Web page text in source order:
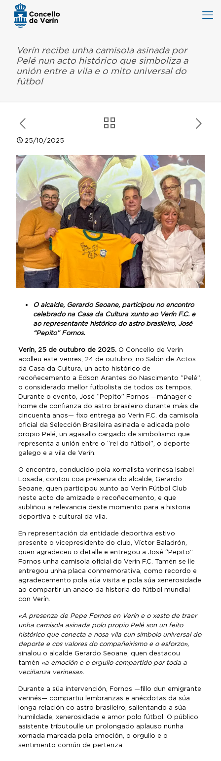
Verín recibe unha camisola asinada por
Pelé nun acto histórico que simboliza a
unión entre a vila e o mito universal do
fútbol
25/10/2025
O alcalde, Gerardo Seoane, participou no encontro
celebrado na Casa da Cultura xunto ao Verín F.C. e
ao representante histórico do astro brasileiro, José
“Pepito” Fornos.
Verín, 25 de outubro de 2025. O Concello de Verín
acolleu este venres, 24 de outubro, no Salón de Actos
da Casa da Cultura, un acto histórico de
recoñecemento a Edson Arantes do Nascimento “Pelé”,
o considerado mellor futbolista de todos os tempos.
Durante o evento, José “Pepito” Fornos —mánager e
home de confianza do astro brasileiro durante máis de
cincuenta anos— fixo entrega ao Verín F.C. da camisola
oficial da Selección Brasileira asinada e adicada polo
propio Pelé, un agasallo cargado de simbolismo que
representa a unión entre o “rei do fútbol”, o deporte
galego e a vila de Verín.
O encontro, conducido pola xornalista verinesa Isabel
Losada, contou coa presenza do alcalde, Gerardo
Seoane, quen participou xunto ao Verín Fútbol Club
neste acto de amizade e recoñecemento, e que
subliñou a relevancia deste momento para a historia
deportiva e cultural da vila.
En representación da entidade deportiva estivo
presente o vicepresidente do club, Víctor Baladrón,
quen agradeceu o detalle e entregou a José “Pepito”
Fornos unha camisola oficial do Verín F.C. Tamén se lle
entregou unha placa conmemorativa, como recordo e
agradecemento pola súa visita e pola súa xenerosidade
ao compartir un anaco da historia do fútbol mundial
con Verín.
«A presenza de Pepe Fornos en Verín e o xesto de traer
unha camisola asinada polo propio Pelé son un feito
histórico que conecta a nosa vila cun símbolo universal do
deporte e cos valores do compañeirismo e o esforzo»,
sinalou o alcalde Gerardo Seoane, quen destacou
tamén «a emoción e o orgullo compartido por toda a
veciñanza verinesa».
Durante a súa intervención, Fornos —fillo dun emigrante
verinés— compartiu lembranzas e anécdotas da súa
longa relación co astro brasileiro, salientando a súa
humildade, xenerosidade e amor polo fútbol. O público
asistente tributoulle un prolongado aplauso nunha
xornada marcada pola emoción, o orgullo e o
sentimento común de pertenza.